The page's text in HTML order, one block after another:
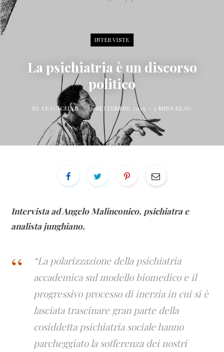
o e g
INTERVISTE
La psichiatria è un discorso
politico
BYLEACICELYN 12 SETTEMBRE 2025 5 MINS READ
Intervista ad Angelo Malinconico, psichiatra e
analista junghiano.
“La polarizzazione della psichiatria
accademica sul modello biomedico e il
progressivo processo di inerzia in cui si è
lasciata trascinare gran parte della
cosiddetta psichiatria sociale hanno
parcheggiato la sofferenza dei nostri